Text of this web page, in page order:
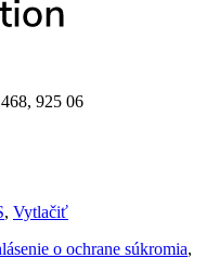
925 06
, Vytlačiť
o ochrane súkromia,